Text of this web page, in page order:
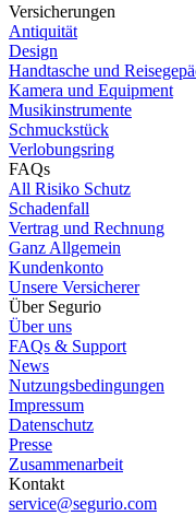
Versicherungen
Antiquität
Design
Handtasche und
Kamera und Equipment
Musikinstrumente
Schmuckstück
Verlobungsring
FAQs
All Risiko Schutz
Schadenfall
Vertrag und Rechnung
Ganz Allgemein
Kundenkonto
Unsere Versicherer
Über Segurio
Über uns
FAQs & Support
News
Nutzungsbedingungen
Impressum
Datenschutz
Presse
Zusammenarbeit
Kontakt
service@segurio.com